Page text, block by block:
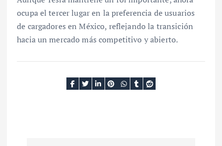
ocupa el tercer lugar en la preferencia de usuarios
de cargadores en México, reflejando la transición
hacia un mercado más competitivo y abierto.